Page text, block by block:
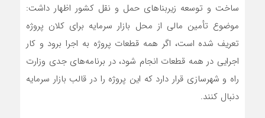
ساخت و توسعه زیربناهای حمل و نقل کشور اظهار داشت:
موضوع تأمین مالی از محل بازار سرمایه برای کلان پروژه
تعریف شده است، اگر همه قطعات پروژه به اجرا برود و کار
اجرایی در همه قطعات انجام شود، در برنامه‌های جدی وزارت
راه و شهرسازی قرار دارد که این پروژه را در قالب بازار سرمایه
دنبال کنند.